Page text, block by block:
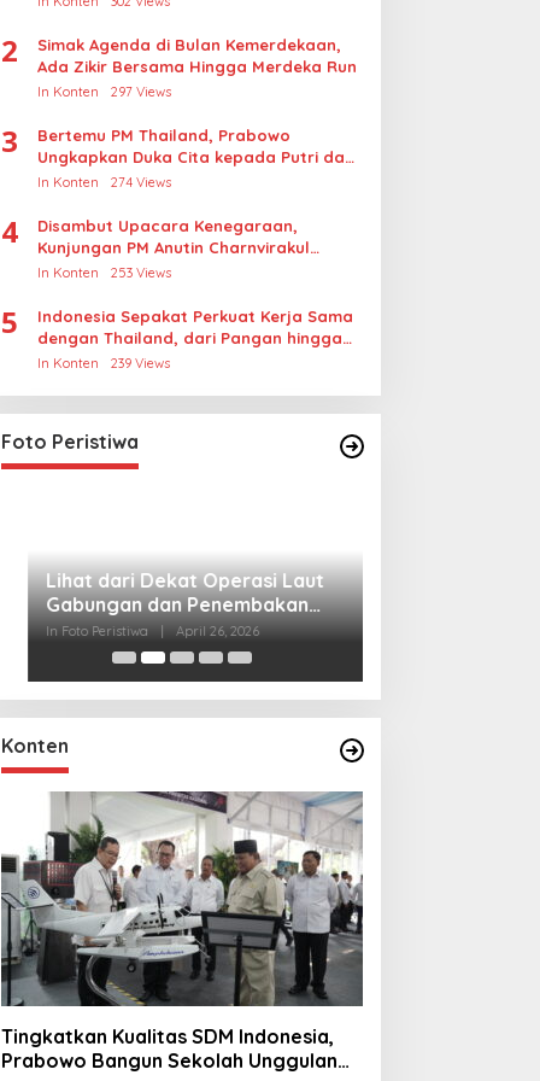
2
Simak Agenda di Bulan Kemerdekaan,
Ada Zikir Bersama Hingga Merdeka Run
In Konten 297 Views
3
Bertemu PM Thailand, Prabowo
Ungkapkan Duka Cita kepada Putri dan
Selamat Ulang Tahun ke Raja Thailand
In Konten 274 Views
4
Disambut Upacara Kenegaraan,
Kunjungan PM Anutin Charnvirakul
Perkuat Hubungan Indonesia-Thailand
In Konten 253 Views
5
Indonesia Sepakat Perkuat Kerja Sama
dengan Thailand, dari Pangan hingga
Ekonomi Digital
In Konten 239 Views
Foto Peristiwa
Gabungan dan Penembakan
Senjata Khusus TNI
In Foto Peristiwa |
Konten
Tingkatkan Kualitas SDM Indonesia,
Prabowo Bangun Sekolah Unggulan